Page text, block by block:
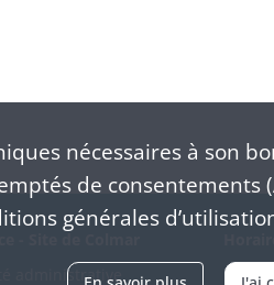
administrative
Du
nécessaires à son
de
générales